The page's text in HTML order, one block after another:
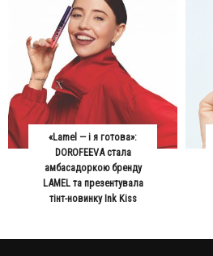
«Lamel — і я готова»:
DOROFEEVA стала
амбасадоркою бренду
LAMEL та презентувала
тінт-новинку Ink Kiss